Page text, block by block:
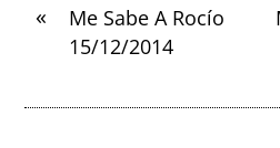
«
Me Sabe A Rocío
15/12/2014